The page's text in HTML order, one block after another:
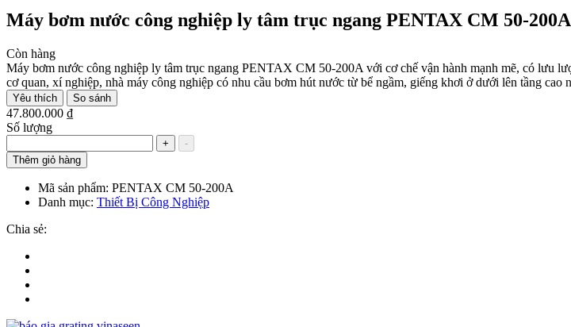
Máy bơm nước công nghiệp ly tâm trục ngang PENTAX CM 50-200A
Còn hàng
Máy bơm nước công nghiệp ly tâm trục ngang PENTAX CM 50-200A với cơ chế vận hành mạnh mẽ, có lưu
cơ quan, xí nghiệp, nhà máy công nghiệp có nhu cầu bơm hút nước từ bể ngầm, giếng khơi ở dưới lên tầng
Yêu thích So sánh
47.800.000 ₫
Số lượng
+
-
Thêm giỏ hàng
Mã sản phẩm: PENTAX CM 50-200A
Danh mục: Thiết Bị Công Nghiệp
Chia sẻ: